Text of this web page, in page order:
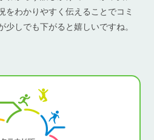
をわかりやすく伝えることでコミ
少しでも下がると嬉しいですね。